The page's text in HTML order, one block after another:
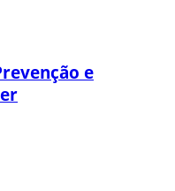
e